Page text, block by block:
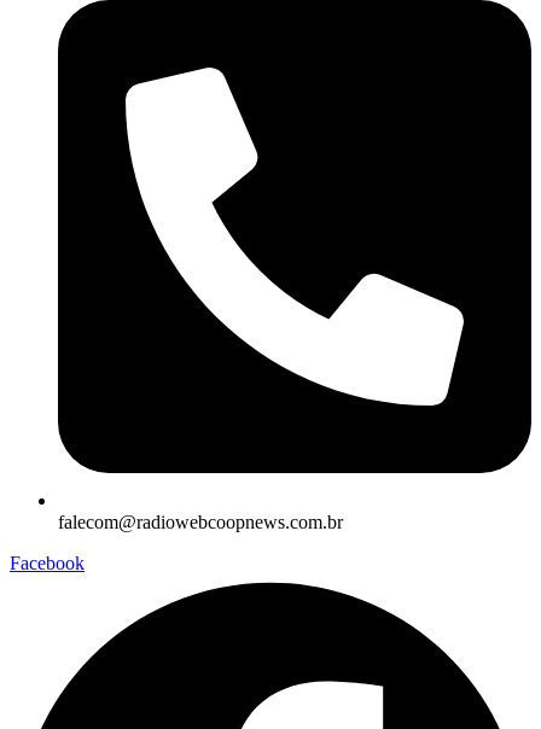
falecom@radiowebcoopnews.com.br
Facebook